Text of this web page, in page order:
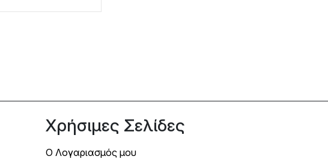
Χρήσιμες Σελίδες
Ο Λογαριασμός μου